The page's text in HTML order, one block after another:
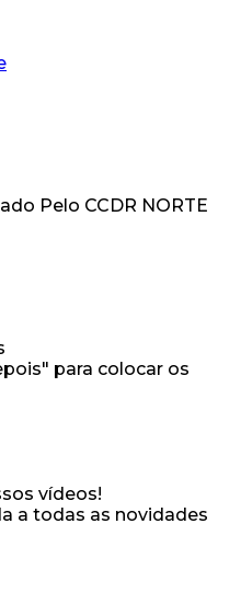
para colocar os
vídeos!
a todas as novidades